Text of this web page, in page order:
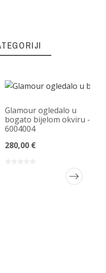
Glamour ogledalo u
bogato bijelom okviru -
6004004
280,00 €